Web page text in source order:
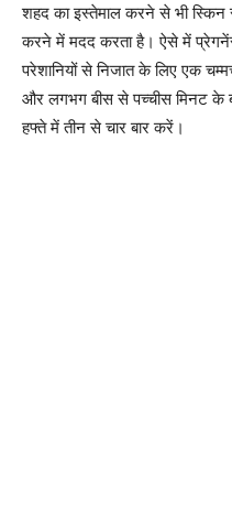
शहद का इस्तेमाल करने से भी स्किन
करने में मदद करता है। ऐसे में
परेशानियों से निजात के लिए एक
और लगभग बीस से पच्चीस मिनट के
हफ्ते में तीन से चार बार करें।